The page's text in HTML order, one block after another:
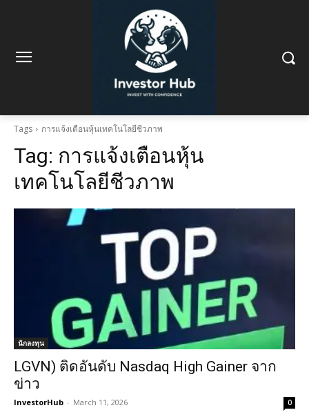
Tags การแจ้งเตือนหุ้นเทคโนโลยีชีวภาพ
Tag: การแจ้งเตือนหุ้น
เทคโนโลยีชีวภาพ
นักลงทุน
LGVN) ติดอันดับ Nasdaq High Gainer จาก
ข่าว
InvestorHub - March 11, 2026 0